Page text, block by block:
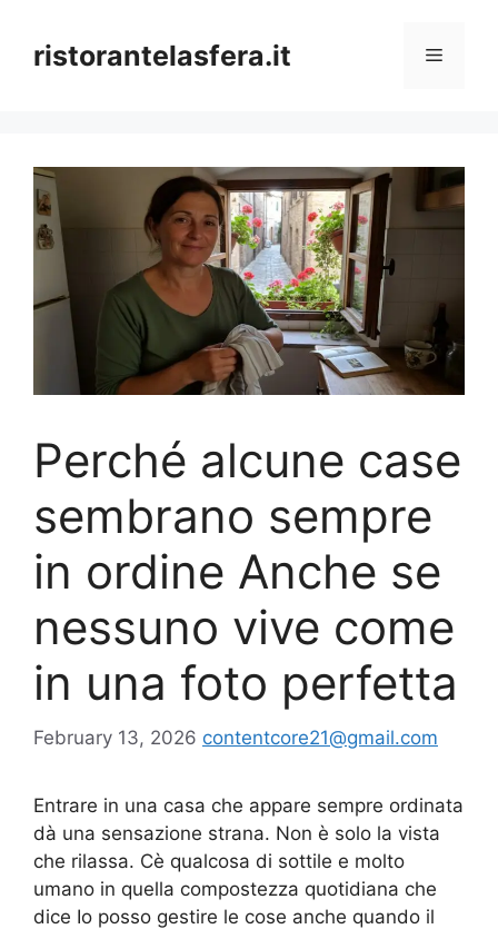
contentristorantelasfera.it Menu
Perché alcune case
sembrano sempre
in ordine Anche se
nessuno vive come
in una foto perfetta
February 13, 2026 contentcore21@gmail.com
Entrare in una casa che appare sempre ordinata
dà una sensazione strana. Non è solo la vista
che rilassa. Cè qualcosa di sottile e molto
umano in quella compostezza quotidiana che
dice Io posso gestire le cose anche quando il